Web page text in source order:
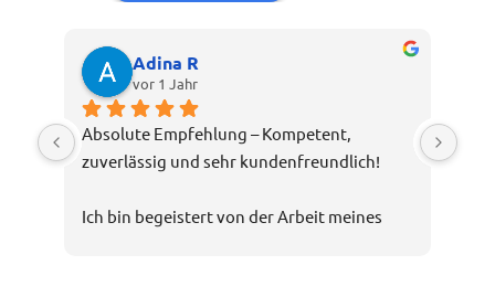
Adina R
vor 1 Jahr
Absolute Empfehlung – Kompetent,
zuverlässig und sehr kundenfreundlich!
Ich bin begeistert von der Arbeit meines